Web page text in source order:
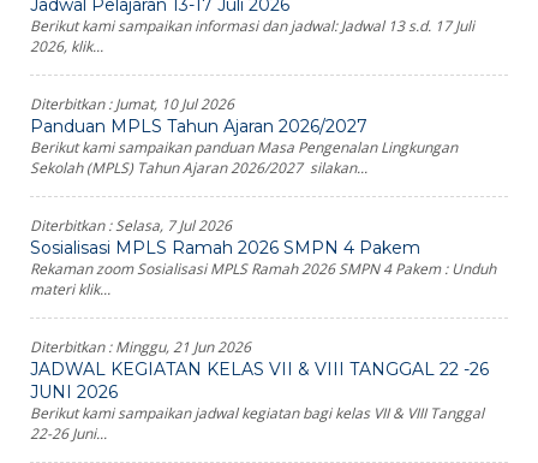
Jadwal Pelajaran 13-17 Juli 2026
Berikut kami sampaikan informasi dan jadwal: Jadwal 13 s.d. 17 Juli
2026, klik...
Diterbitkan :Jumat, 10 Jul 2026
Panduan MPLS Tahun Ajaran 2026/2027
Berikut kami sampaikan panduan Masa Pengenalan Lingkungan
Sekolah (MPLS) Tahun Ajaran 2026/2027 silakan...
Diterbitkan :Selasa, 7 Jul 2026
Sosialisasi MPLS Ramah 2026 SMPN 4 Pakem
Rekaman zoom Sosialisasi MPLS Ramah 2026 SMPN 4 Pakem : Unduh
materi klik...
Diterbitkan :Minggu, 21 Jun 2026
JADWAL KEGIATAN KELAS VII & VIII TANGGAL 22 -26
JUNI 2026
Berikut kami sampaikan jadwal kegiatan bagi kelas VII & VIII Tanggal
22-26 Juni...